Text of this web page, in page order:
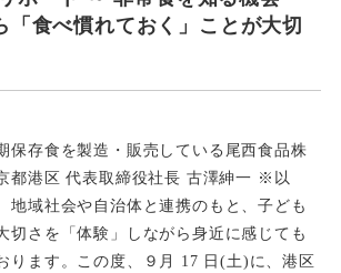
「食べ慣れておく」ことが大切
保存食を製造・販売している尾西食品株
都港区 代表取締役社長 古澤紳一 ※以
地域社会や自治体と連携のもと、子ども
切さを「体験」しながら身近 に感じても
ります。
この度、９月 17 日(土)に、港区